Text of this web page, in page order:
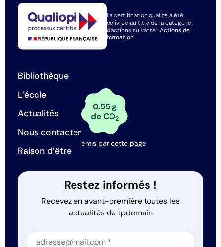
La certification qualité a été
délivrée au titre de la catégorie
d'actions suivante :Actions de
formation
Bibliothèque
L’école
Actualités
Nous contacter
Raison d’être
0.55 g
de CO2
émis par cette page
Restez informés !
Recevez en avant-première toutes les
actualités de tpdemain
Section